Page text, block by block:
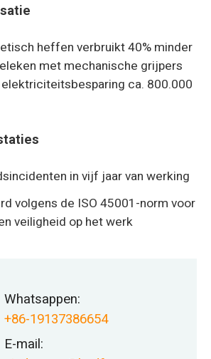
heffen verbruikt 40% minder
met mechanische grijpers
ca. 800.000
in vijf jaar van werking
volgens de ISO 45001-norm voor
veiligheid op het werk
Whatsappen:
+86-19137386654
E-mail: